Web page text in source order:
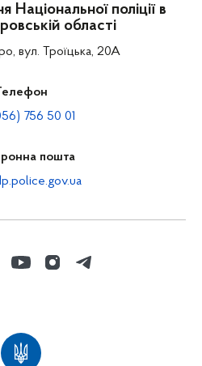
Національної поліції в
області
вул. Троїцька, 20А
756 50 01
пошта